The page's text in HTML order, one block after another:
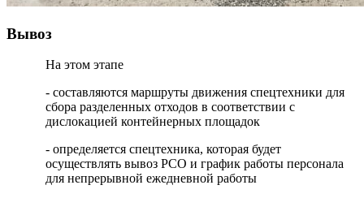
Вывоз
На этом этапе
- составляются маршруты движения спецтехники для
сбора разделенных отходов в соответствии с
дислокацией контейнерных площадок
- определяется спецтехника, которая будет
осуществлять вывоз РСО и график работы персонала
для непрерывной ежедневной работы